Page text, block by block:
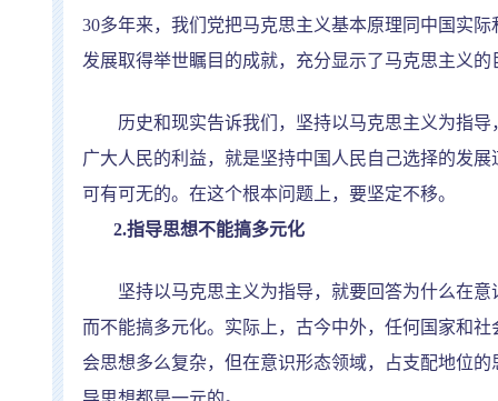
30多年来，我们党把马克思主义基本原理同中国实
发展取得举世瞩目的成就，充分显示了马克思主义的
历史和现实告诉我们，坚持以马克思主义为指导
广大人民的利益，就是坚持中国人民自己选择的发展
可有可无的。在这个根本问题上，要坚定不移。
2.指导思想不能搞多元化
坚持以马克思主义为指导，就要回答为什么在意
而不能搞多元化。实际上，古今中外，任何国家和
会思想多么复杂，但在意识形态领域，占支配地位